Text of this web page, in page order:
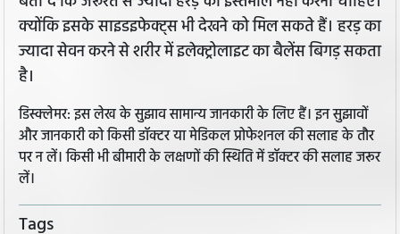
क्योंकि इसके साइडइफेक्ट्स भी देखने को मिल सकते हैं। हरड़ का
ज्यादा सेवन करने से शरीर में इलेक्ट्रोलाइट का बैलेंस बिगड़ सकता
है।
डिस्क्लेमर: इस लेख के सुझाव सामान्य जानकारी के लिए हैं। इन सुझावों
और जानकारी को किसी डॉक्टर या मेडिकल प्रोफेशनल की सलाह के तौर
पर न लें। किसी भी बीमारी के लक्षणों की स्थिति में डॉक्टर की सलाह जरूर
लें।
Tags